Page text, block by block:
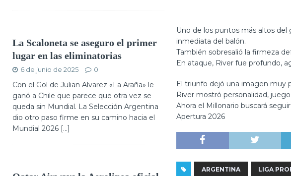
Uno de los puntos más altos del
inmediata del balón.
También sobresalió la firmeza
En ataque, River fue profundo,
El triunfo dejó una imagen muy
River mostró personalidad,
Ahora el Millonario buscará
Apertura 2026
ARGENTINA LIGA
La Scaloneta se aseguro el primer
lugar en las eliminatorias
6 de junio de 2025 0
Con el Gol de Julian Alvarez «La Araña» le
ganó a Chile que parece que otra vez se
queda sin Mundial. La Selección Argentina
dio otro paso firme en su camino hacia el
Mundial 2026 [...]